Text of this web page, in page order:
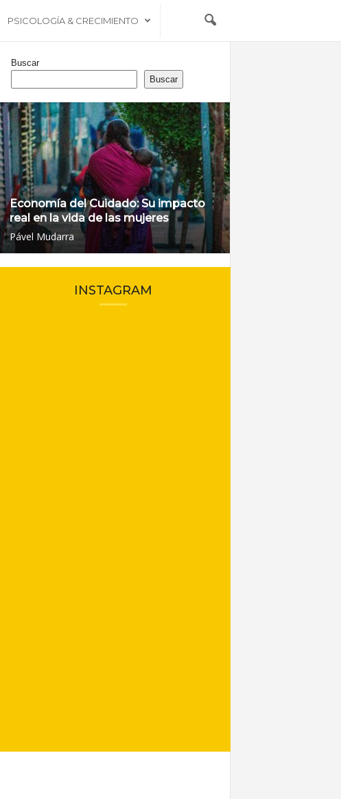
PSICOLOGÍA & CRECIMIENTO
Buscar
Buscar
Economía del Cuidado: Su impacto
real en la vida de las mujeres
Pável Mudarra
INSTAGRAM